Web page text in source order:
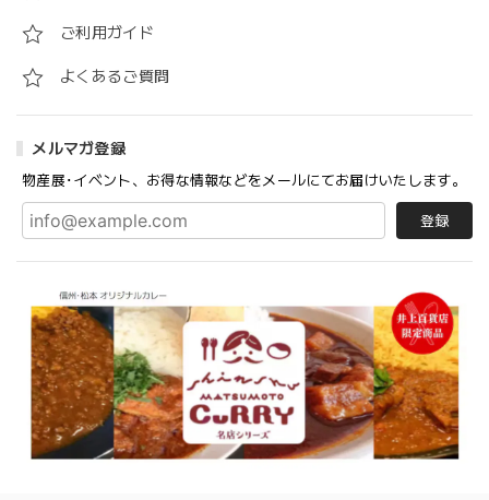
ご利用ガイド
よくあるご質問
メルマガ登録
物産展･イベント、お得な情報などをメールにてお届けいたします。
登録